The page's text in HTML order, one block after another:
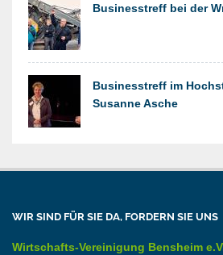
Businesstreff bei der
Businesstreff im
Susanne Asche
WIR SIND FÜR SIE DA, FORDERN SIE UNS
Wirtschafts-Vereinigung Bensheim